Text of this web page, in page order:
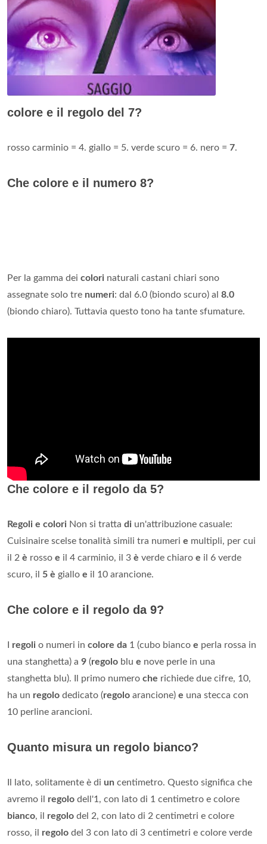
colore e il regolo del 7?
rosso carminio = 4. giallo = 5. verde scuro = 6. nero = 7.
Che colore e il numero 8?
Per la gamma dei colori naturali castani chiari sono
assegnate solo tre numeri: dal 6.0 (biondo scuro) al 8.0
(biondo chiaro). Tuttavia questo tono ha tante sfumature.
Che colore e il regolo da 5?
Regoli e colori Non si tratta di un'attribuzione casuale:
Cuisinaire scelse tonalità simili tra numeri e multipli, per cui
il 2 è rosso e il 4 carminio, il 3 è verde chiaro e il 6 verde
scuro, il 5 è giallo e il 10 arancione.
Che colore e il regolo da 9?
regoli o numeri in colore da 1 (cubo bianco e perla rossa in
una stanghetta) a 9 (regolo blu e nove perle in una
stanghetta blu). Il primo numero che richiede due cifre, 10,
ha un regolo dedicato (regolo arancione) e una stecca con
10 perline arancioni.
Quanto misura un regolo bianco?
Il lato, solitamente è di un centimetro. Questo significa che
avremo il regolo dell'1, con lato di 1 centimetro e colore
bianco, il regolo del 2, con lato di 2 centimetri e colore
rosso, il regolo del 3 con lato di 3 centimetri e colore verde